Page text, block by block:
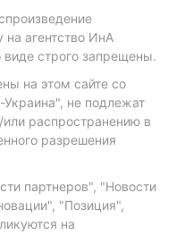
агентство ИнА
виде строго запрещены.
на этом сайте со
не подлежат
распространению в
разрешения
партнеров", "Новости
"Позиция",
на